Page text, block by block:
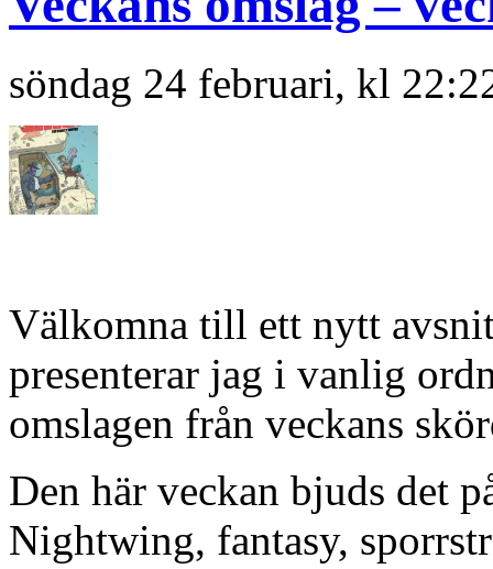
söndag 24 februari, kl
Välkomna till ett nytt
presenterar jag i vanlig
omslagen från veckans
Den här veckan bjuds det
Nightwing, fantasy,